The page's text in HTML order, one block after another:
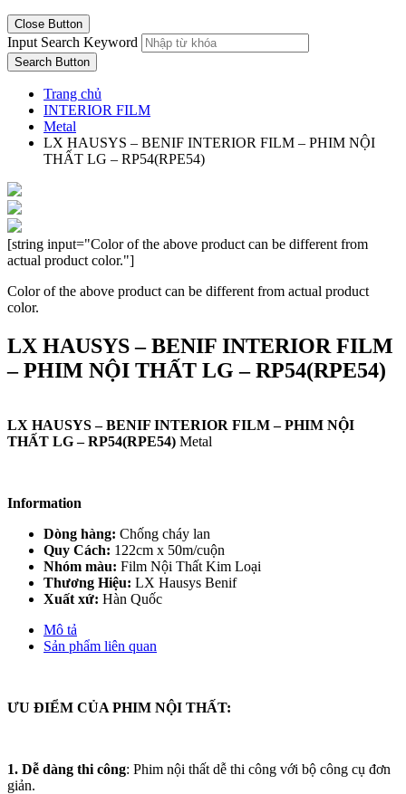
Close Button
Input Search Keyword
Search Button
Trang chủ
INTERIOR FILM
Metal
LX HAUSYS – BENIF INTERIOR FILM – PHIM NỘI
THẤT LG – RP54(RPE54)
[string input="Color of the above product can be different from
actual product color."]
Color of the above product can be different from actual product
color.
LX HAUSYS – BENIF INTERIOR FILM
– PHIM NỘI THẤT LG – RP54(RPE54)
LX HAUSYS – BENIF INTERIOR FILM – PHIM NỘI
THẤT LG – RP54(RPE54) Metal
Information
Dòng hàng: Chống cháy lan
Quy Cách: 122cm x 50m/cuộn
Nhóm màu: Film Nội Thất Kim Loại
Thương Hiệu: LX Hausys Benif
Xuất xứ: Hàn Quốc
Mô tả
Sản phẩm liên quan
ƯU ĐIỂM CỦA PHIM NỘI THẤT:
1. Dễ dàng thi công: Phim nội thất dễ thi công với bộ công cụ đơn
giản.